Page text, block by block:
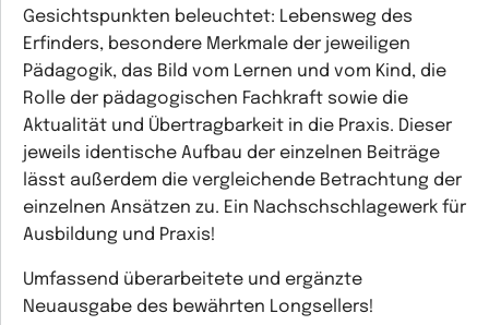
Gesichtspunkten beleuchtet: Lebensweg des
Erfinders, besondere Merkmale der jeweiligen
Pädagogik, das Bild vom Lernen und vom Kind, die
Rolle der pädagogischen Fachkraft sowie die
Aktualität und Übertragbarkeit in die Praxis. Dieser
jeweils identische Aufbau der einzelnen Beiträge
lässt außerdem die vergleichende Betrachtung der
einzelnen Ansätzen zu. Ein Nachschschlagewerk für
Ausbildung und Praxis!
Umfassend überarbeitete und ergänzte
Neuausgabe des bewährten Longsellers!